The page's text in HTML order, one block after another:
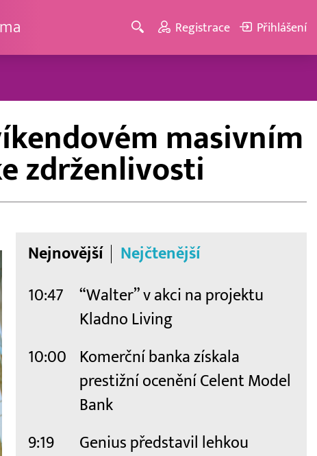
Registrace Přihlášení
masivním
zdrženlivosti
Nejnovější Nejčtenější
10:47
“Walter” v akci na projektu
Kladno Living
10:00
Komerční banka získala
prestižní ocenění Celent Model
Bank
9:19
Genius představil lehkou